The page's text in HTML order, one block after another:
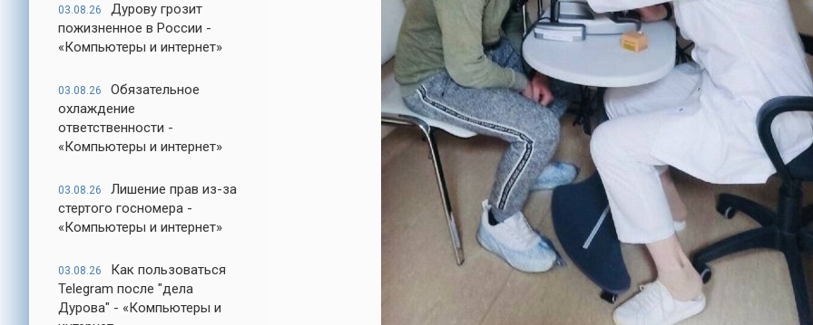
03.08.26
Дурову грозит
пожизненное в России -
«Компьютеры и интернет»
03.08.26
Обязательное
охлаждение
ответственности -
«Компьютеры и интернет»
03.08.26
Лишение прав из-за
стертого госномера -
«Компьютеры и интернет»
03.08.26
Как пользоваться
Telegram после "дела
Дурова" - «Компьютеры и